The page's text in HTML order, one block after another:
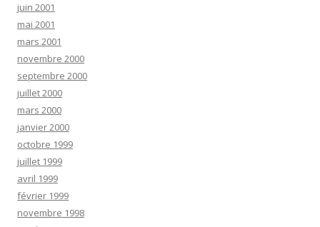
juin 2001
mai 2001
mars 2001
novembre 2000
septembre 2000
juillet 2000
mars 2000
janvier 2000
octobre 1999
juillet 1999
avril 1999
février 1999
novembre 1998